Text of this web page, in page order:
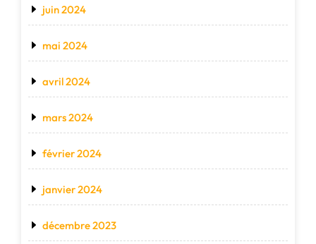
juin 2024
mai 2024
avril 2024
mars 2024
février 2024
janvier 2024
décembre 2023